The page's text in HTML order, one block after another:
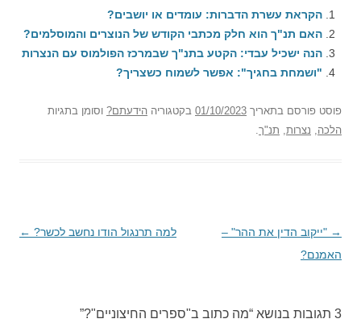
הקראת עשרת הדברות: עומדים או יושבים?
האם תנ"ך הוא חלק מכתבי הקודש של הנוצרים והמוסלמים?
הנה ישכיל עבדי: הקטע בתנ"ך שבמרכז הפולמוס עם הנצרות
"ושמחת בחגיך": אפשר לשמוח כשצריך?
פוסט פורסם בתאריך 01/10/2023 בקטגוריה הידעתם? וסומן בתגיות
הלכה
נצרות תנ"ך
ניווט
בפוסטים
→ "ייקוב הדין את ההר" –
האמנם?
למה תרנגול הודו נחשב לכשר? ←
3 תגובות בנושא “ מה כתוב ב"ספרים החיצוניים"?”